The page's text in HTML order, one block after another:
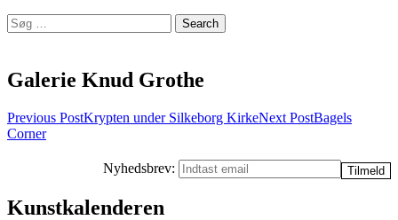
Search
for:
Galerie Knud Grothe
Post
navigation
Previous PostKrypten under Silkeborg KirkeNext PostBagels
Corner
Nyhedsbrev:
Kunstkalenderen